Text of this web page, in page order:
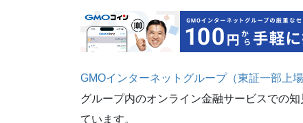
GMOインターネットグループ（東証一部上
グループ内のオンライン金融サービスでの
ています。